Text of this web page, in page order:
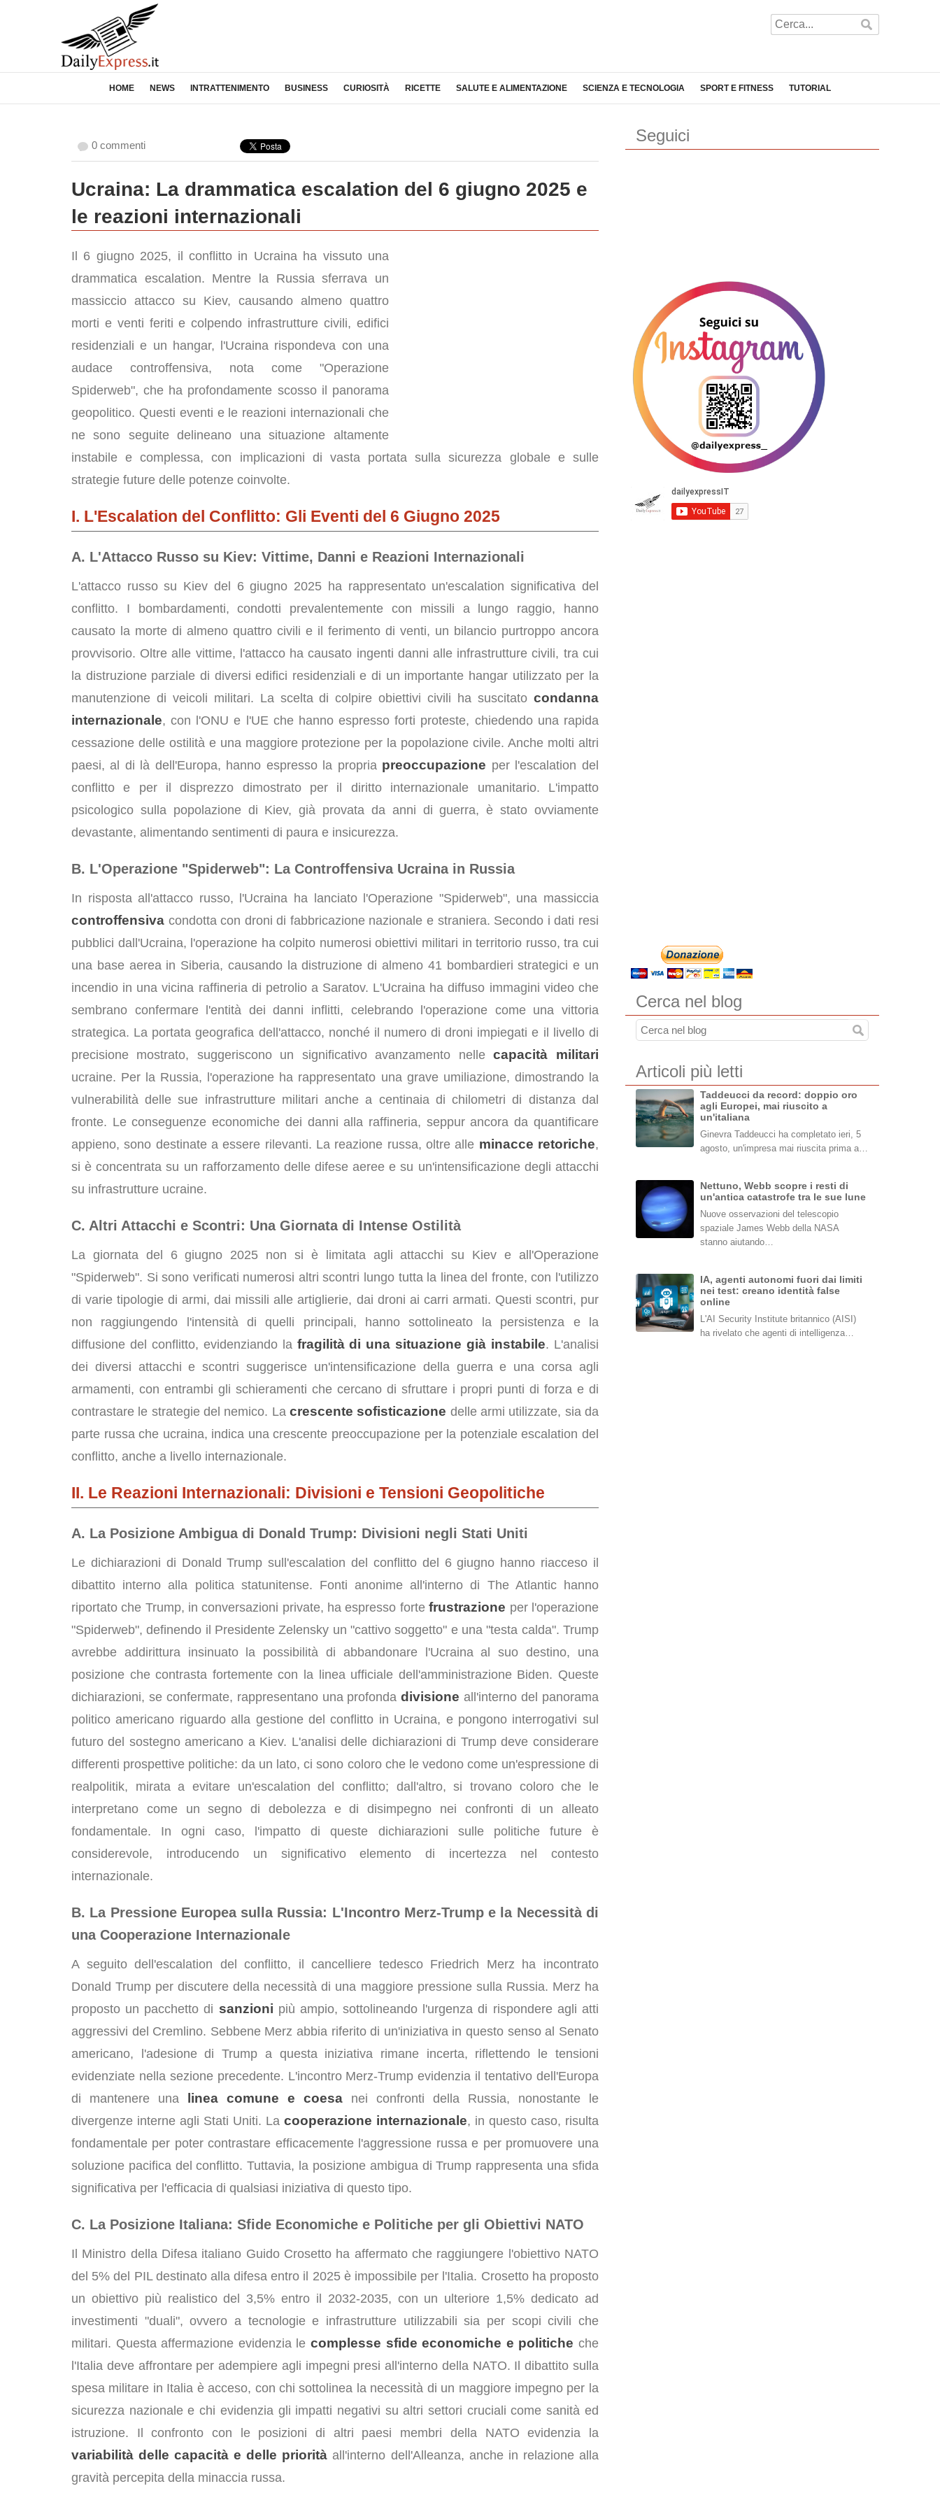
HOME NEWS INTRATTENIMENTO BUSINESS CURIOSITÀ RICETTE SALUTE E ALIMENTAZIONE SCIENZA E TECNOLOGIA SPORT E FITNESS TUTORIAL
0 commenti
Ucraina: La drammatica escalation del 6 giugno 2025 e
le reazioni internazionali
Il 6 giugno 2025, il conflitto in Ucraina ha vissuto una
drammatica escalation. Mentre la Russia sferrava un
massiccio attacco su Kiev, causando almeno quattro
morti e venti feriti e colpendo infrastrutture civili, edifici
residenziali e un hangar, l'Ucraina rispondeva con una
audace controffensiva, nota come "Operazione
Spiderweb", che ha profondamente scosso il panorama
geopolitico. Questi eventi e le reazioni internazionali che
ne sono seguite delineano una situazione altamente
instabile e complessa, con implicazioni di vasta portata sulla sicurezza globale e sulle
strategie future delle potenze coinvolte.
I. L'Escalation del Conflitto: Gli Eventi del 6 Giugno 2025
A. L'Attacco Russo su Kiev: Vittime, Danni e Reazioni Internazionali
L'attacco russo su Kiev del 6 giugno 2025 ha rappresentato un'escalation significativa del
conflitto. I bombardamenti, condotti prevalentemente con missili a lungo raggio, hanno
causato la morte di almeno quattro civili e il ferimento di venti, un bilancio purtroppo ancora
provvisorio. Oltre alle vittime, l'attacco ha causato ingenti danni alle infrastrutture civili, tra cui
la distruzione parziale di diversi edifici residenziali e di un importante hangar utilizzato per la
manutenzione di veicoli militari. La scelta di colpire obiettivi civili ha suscitato condanna
internazionale, con l'ONU e l'UE che hanno espresso forti proteste, chiedendo una rapida
cessazione delle ostilità e una maggiore protezione per la popolazione civile. Anche molti altri
paesi, al di là dell'Europa, hanno espresso la propria preoccupazione per l'escalation del
conflitto e per il disprezzo dimostrato per il diritto internazionale umanitario. L'impatto
psicologico sulla popolazione di Kiev, già provata da anni di guerra, è stato ovviamente
devastante, alimentando sentimenti di paura e insicurezza.
B. L'Operazione "Spiderweb": La Controffensiva Ucraina in Russia
In risposta all'attacco russo, l'Ucraina ha lanciato l'Operazione "Spiderweb", una massiccia
controffensiva condotta con droni di fabbricazione nazionale e straniera. Secondo i dati resi
pubblici dall'Ucraina, l'operazione ha colpito numerosi obiettivi militari in territorio russo, tra cui
una base aerea in Siberia, causando la distruzione di almeno 41 bombardieri strategici e un
incendio in una vicina raffineria di petrolio a Saratov. L'Ucraina ha diffuso immagini video che
sembrano confermare l'entità dei danni inflitti, celebrando l'operazione come una vittoria
strategica. La portata geografica dell'attacco, nonché il numero di droni impiegati e il livello di
precisione mostrato, suggeriscono un significativo avanzamento nellecapacità militari
ucraine. Per la Russia, l'operazione ha rappresentato una grave umiliazione, dimostrando la
vulnerabilità delle sue infrastrutture militari anche a centinaia di chilometri di distanza dal
fronte. Le conseguenze economiche dei danni alla raffineria, seppur ancora da quantificare
appieno, sono destinate a essere rilevanti. La reazione russa, oltre alle minacce retoriche,
si è concentrata su un rafforzamento delle difese aeree e su un'intensificazione degli attacchi
su infrastrutture ucraine.
C. Altri Attacchi e Scontri: Una Giornata di Intense Ostilità
La giornata del 6 giugno 2025 non si è limitata agli attacchi su Kiev e all'Operazione
"Spiderweb". Si sono verificati numerosi altri scontri lungo tutta la linea del fronte, con l'utilizzo
di varie tipologie di armi, dai missili alle artiglierie, dai droni ai carri armati. Questi scontri, pur
non raggiungendo l'intensità di quelli principali, hanno sottolineato la persistenza e la
diffusione del conflitto, evidenziando la fragilità di una situazione già instabile. L'analisi
dei diversi attacchi e scontri suggerisce un'intensificazione della guerra e una corsa agli
armamenti, con entrambi gli schieramenti che cercano di sfruttare i propri punti di forza e di
contrastare le strategie del nemico. La crescente sofisticazione delle armi utilizzate, sia da
parte russa che ucraina, indica una crescente preoccupazione per la potenziale escalation del
conflitto, anche a livello internazionale.
II. Le Reazioni Internazionali: Divisioni e Tensioni Geopolitiche
A. La Posizione Ambigua di Donald Trump: Divisioni negli Stati Uniti
Le dichiarazioni di Donald Trump sull'escalation del conflitto del 6 giugno hanno riacceso il
dibattito interno alla politica statunitense. Fonti anonime all'interno di The Atlantic hanno
riportato che Trump, in conversazioni private, ha espresso fortefrustrazione per l'operazione
"Spiderweb", definendo il Presidente Zelensky un "cattivo soggetto" e una "testa calda". Trump
avrebbe addirittura insinuato la possibilità di abbandonare l'Ucraina al suo destino, una
posizione che contrasta fortemente con la linea ufficiale dell'amministrazione Biden. Queste
dichiarazioni, se confermate, rappresentano una profondadivisione all'interno del panorama
politico americano riguardo alla gestione del conflitto in Ucraina, e pongono interrogativi sul
futuro del sostegno americano a Kiev. L'analisi delle dichiarazioni di Trump deve considerare
differenti prospettive politiche: da un lato, ci sono coloro che le vedono come un'espressione di
realpolitik, mirata a evitare un'escalation del conflitto; dall'altro, si trovano coloro che le
interpretano come un segno di debolezza e di disimpegno nei confronti di un alleato
fondamentale. In ogni caso, l'impatto di queste dichiarazioni sulle politiche future è
considerevole, introducendo un significativo elemento di incertezza nel contesto
internazionale.
B. La Pressione Europea sulla Russia: L'Incontro Merz-Trump e la Necessità di
una Cooperazione Internazionale
A seguito dell'escalation del conflitto, il cancelliere tedesco Friedrich Merz ha incontrato
Donald Trump per discutere della necessità di una maggiore pressione sulla Russia. Merz ha
proposto un pacchetto di sanzioni più ampio, sottolineando l'urgenza di rispondere agli atti
aggressivi del Cremlino. Sebbene Merz abbia riferito di un'iniziativa in questo senso al Senato
americano, l'adesione di Trump a questa iniziativa rimane incerta, riflettendo le tensioni
evidenziate nella sezione precedente. L'incontro Merz-Trump evidenzia il tentativo dell'Europa
di mantenere una
linea comune e coesanei confronti della Russia, nonostante le
divergenze interne agli Stati Uniti. La cooperazione internazionale, in questo caso, risulta
fondamentale per poter contrastare efficacemente l'aggressione russa e per promuovere una
soluzione pacifica del conflitto. Tuttavia, la posizione ambigua di Trump rappresenta una sfida
significativa per l'efficacia di qualsiasi iniziativa di questo tipo.
C. La Posizione Italiana: Sfide Economiche e Politiche per gli Obiettivi NATO
Il Ministro della Difesa italiano Guido Crosetto ha affermato che raggiungere l'obiettivo NATO
del 5% del PIL destinato alla difesa entro il 2025 è impossibile per l'Italia. Crosetto ha proposto
un obiettivo più realistico del 3,5% entro il 2032-2035, con un ulteriore 1,5% dedicato ad
investimenti "duali", ovvero a tecnologie e infrastrutture utilizzabili sia per scopi civili che
militari. Questa affermazione evidenzia le complesse sfide economiche e politiche che
l'Italia deve affrontare per adempiere agli impegni presi all'interno della NATO. Il dibattito sulla
spesa militare in Italia è acceso, con chi sottolinea la necessità di un maggiore impegno per la
sicurezza nazionale e chi evidenzia gli impatti negativi su altri settori cruciali come sanità ed
istruzione. Il confronto con le posizioni di altri paesi membri della NATO evidenzia la
variabilità delle capacità e delle priorità all'interno dell'Alleanza, anche in relazione alla
gravità percepita della minaccia russa.
Seguici
Cerca nel blog
Articoli più letti
Taddeucci da record: doppio oro
agli Europei, mai riuscito a
un'italiana
Ginevra Taddeucci ha completato ieri, 5
agosto, un'impresa mai riuscita prima a…
Nettuno, Webb scopre i resti di
un'antica catastrofe tra le sue lune
Nuove osservazioni del telescopio
spaziale James Webb della NASA
stanno aiutando…
IA, agenti autonomi fuori dai limiti
nei test: creano identità false
online
L'AI Security Institute britannico (AISI)
ha rivelato che agenti di intelligenza…